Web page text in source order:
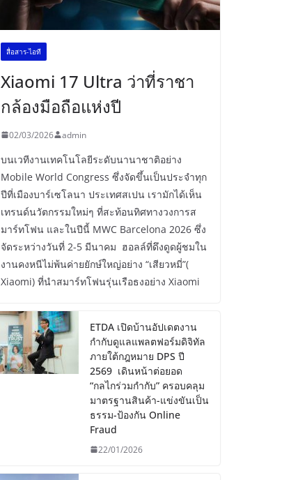
สื่อสาร-ไอที
Xiaomi 17 Ultra ว่าที่ราชา
กล้องมือถือแห่งปี
02/03/2026 admin
บนเวทีงานเทคโนโลยีระดับนานาชาติอย่าง
Mobile World Congress ซึ่งจัดขึ้นเป็นประจำทุก
ปีที่เมืองบาร์เซโลนา ประเทศสเปน เรามักได้เห็น
เทรนด์นวัตกรรมใหม่ๆ ที่สะท้อนทิศทางวงการส
มาร์ทโฟน และในปีนี้ MWC Barcelona 2026 ซึ่ง
จัดระหว่างวันที่ 2-5 มีนาคม ฮอลล์ที่ดึงดูดผู้ชมใน
งานคงหนีไม่พ้นค่ายยักษ์ใหญ่อย่าง “เสียวหมี่”(
Xiaomi) ที่นำสมาร์ทโฟนรุ่นเรือธงอย่าง Xiaomi
ETDA เปิดบ้านอัปเดตงาน
กำกับดูแลแพลตฟอร์มดิจิทัล
ภายใต้กฎหมาย DPS ปี
2569 เดินหน้าต่อยอด
“กลไกร่วมกำกับ” ครอบคลุม
มาตรฐานสินค้า-แข่งขันเป็น
ธรรม-ป้องกัน Online
Fraud
22/01/2026